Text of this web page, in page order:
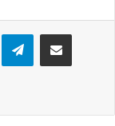
Telegram